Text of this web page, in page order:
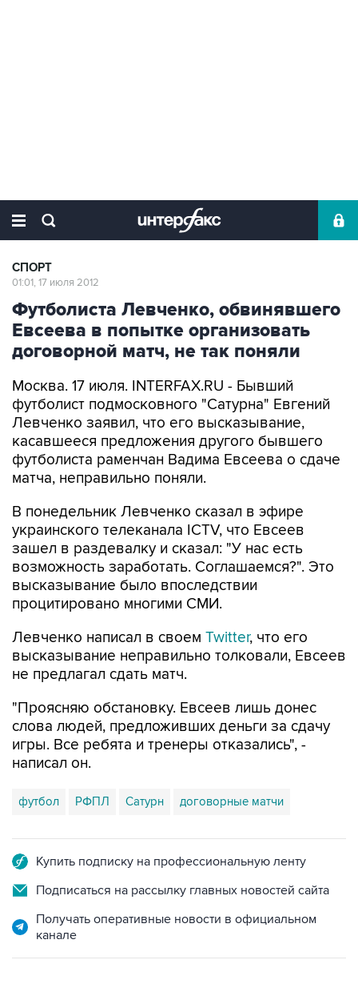
СПОРТ
01:01, 17 июля 2012
Футболиста Левченко, обвинявшего
Евсеева в попытке организовать
договорной матч, не так поняли
Москва. 17 июля. INTERFAX.RU - Бывший
футболист подмосковного "Сатурна" Евгений
Левченко заявил, что его высказывание,
касавшееся предложения другого бывшего
футболиста раменчан Вадима Евсеева о сдаче
матча, неправильно поняли.
В понедельник Левченко сказал в эфире
украинского телеканала ICTV, что Евсеев
зашел в раздевалку и сказал: "У нас есть
возможность заработать. Соглашаемся?". Это
высказывание было впоследствии
процитировано многими СМИ.
Левченко написал в своем Twitter, что его
высказывание неправильно толковали, Евсеев
не предлагал сдать матч.
"Проясняю обстановку. Евсеев лишь донес
слова людей, предложивших деньги за сдачу
игры. Все ребята и тренеры отказались", -
написал он.
футбол РФПЛ Сатурн договорные матчи
Купить подписку на профессиональную ленту
Подписаться на рассылку главных новостей сайта
Получать оперативные новости в официальном
канале